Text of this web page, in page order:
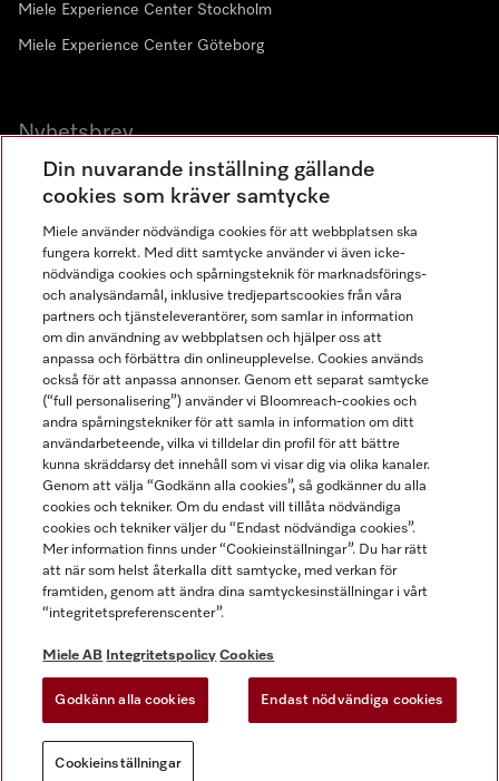
Miele Experience Center Stockholm
Miele Experience Center Göteborg
Nyhetsbrev
Gå med i vår gemenskap
Miele AB
Allmänna villkor
Användarvillkor
Miele tillgänglighetsförklaring
Lagen om digitala tjänster
Miele på LinkedIn
Miele på Facebook
Miele på Instagram
Miele på Youtube
Din nuvarande inställning gällande
cookies som kräver samtycke
Miele använder nödvändiga cookies för att webbplatsen ska
fungera korrekt. Med ditt samtycke använder vi även icke-
nödvändiga cookies och spårningsteknik för marknadsförings-
och analysändamål, inklusive tredjepartscookies från våra
partners och tjänsteleverantörer, som samlar in information
om din användning av webbplatsen och hjälper oss att
anpassa och förbättra din onlineupplevelse. Cookies används
också för att anpassa annonser. Genom ett separat samtycke
(“full personalisering”) använder vi Bloomreach-cookies och
andra spårningstekniker för att samla in information om ditt
användarbeteende, vilka vi tilldelar din profil för att bättre
kunna skräddarsy det innehåll som vi visar dig via olika kanaler.
Genom att välja “Godkänn alla cookies”, så godkänner du alla
cookies och tekniker. Om du endast vill tillåta nödvändiga
cookies och tekniker väljer du “Endast nödvändiga cookies”.
Mer information finns under “Cookieinställningar”. Du har rätt
att när som helst återkalla ditt samtycke, med verkan för
framtiden, genom att ändra dina samtyckesinställningar i vårt
“integritetspreferenscenter”.
Miele AB Integritetspolicy Cookies
Godkänn alla cookies Endast nödvändiga cookies
Cookieinställningar